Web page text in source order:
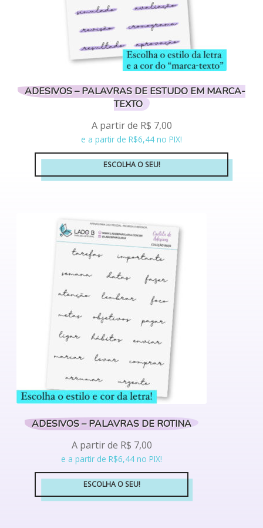
do
ADESIVOS – PALAVRAS DE ESTUDO EM MARCA-
TEXTO
A partir de R$ 7,00
e a partir de R$6,44 no PIX!
ESCOLHA O SEU!
Este
várias
variantes.
As
opções
podem
escolhidas
página
do
ADESIVOS – PALAVRAS DE ROTINA
A partir de R$ 7,00
e a partir de R$6,44 no PIX!
ESCOLHA O SEU!
Este